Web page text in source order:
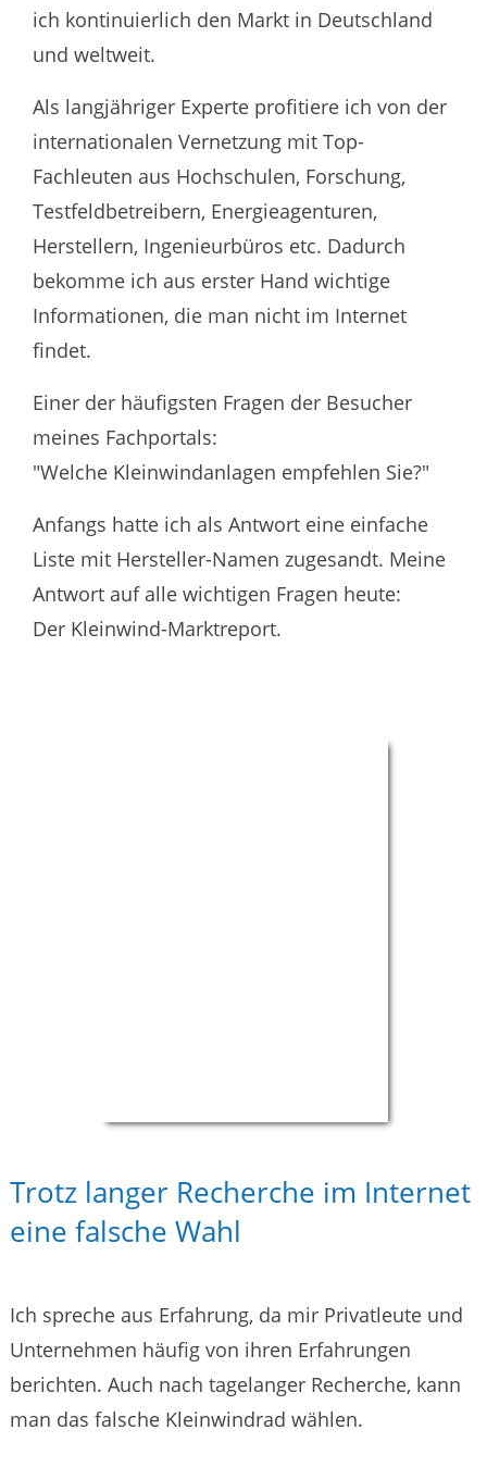
ich kontinuierlich den Markt in Deutschland
und weltweit.
Als langjähriger Experte profitiere ich von der
internationalen Vernetzung mit Top-
Fachleuten aus Hochschulen, Forschung,
Testfeldbetreibern, Energieagenturen,
Herstellern, Ingenieurbüros etc. Dadurch
bekomme ich aus erster Hand wichtige
Informationen, die man nicht im Internet
findet.
Einer der häufigsten Fragen der Besucher
meines Fachportals:
"Welche Kleinwindanlagen empfehlen Sie?"
Anfangs hatte ich als Antwort eine einfache
Liste mit Hersteller-Namen zugesandt. Meine
Antwort auf alle wichtigen Fragen heute:
Der Kleinwind-Marktreport.
Trotz langer Recherche im Internet
eine falsche Wahl
Ich spreche aus Erfahrung, da mir Privatleute und
Unternehmen häufig von ihren Erfahrungen
berichten. Auch nach tagelanger Recherche, kann
man das falsche Kleinwindrad wählen.